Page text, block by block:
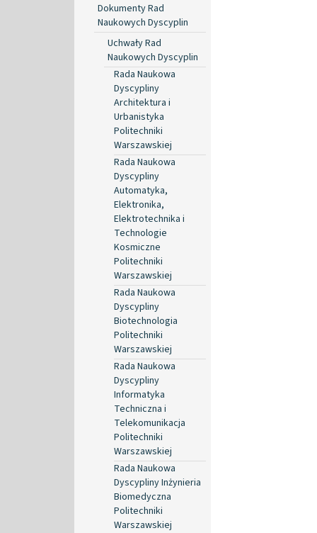
Dokumenty Rad
Naukowych Dyscyplin
Uchwały Rad
Naukowych Dyscyplin
Rada Naukowa
Dyscypliny
Architektura i
Urbanistyka
Politechniki
Warszawskiej
Rada Naukowa
Dyscypliny
Automatyka,
Elektronika,
Elektrotechnika i
Technologie
Kosmiczne
Politechniki
Warszawskiej
Rada Naukowa
Dyscypliny
Biotechnologia
Politechniki
Warszawskiej
Rada Naukowa
Dyscypliny
Informatyka
Techniczna i
Telekomunikacja
Politechniki
Warszawskiej
Rada Naukowa
Dyscypliny Inżynieria
Biomedyczna
Politechniki
Warszawskiej